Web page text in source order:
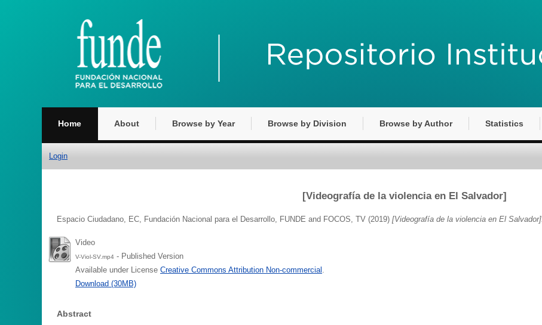
Home About Browse by Year Browse by Division Browse by Author Statistics
Login
[Videografía de la violencia en El Salvador]
Espacio Ciudadano, EC Fundación Nacional para el Desarrollo, FUNDE and FOCOS, TV (2019) [Videografía de la violencia en El Salvador].
Video
V-Viol-SV.mp4 - Published Version
Available under License Creative Commons Attribution Non-commercial
Download (30MB)
Abstract